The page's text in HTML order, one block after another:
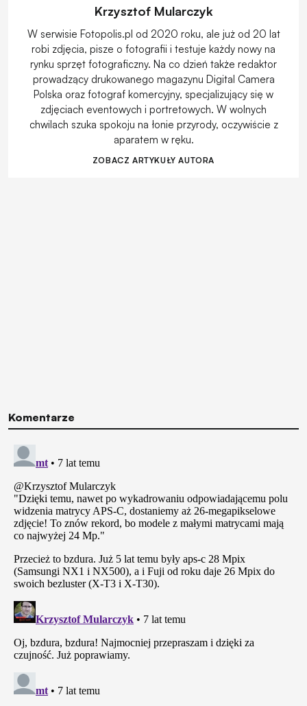
Krzysztof Mularczyk
W serwisie Fotopolis.pl od 2020 roku, ale już od 20 lat
robi zdjęcia, pisze o fotografii i testuje każdy nowy na
rynku sprzęt fotograficzny. Na co dzień także redaktor
prowadzący drukowanego magazynu Digital Camera
Polska oraz fotograf komercyjny, specjalizujący się w
zdjęciach eventowych i portretowych. W wolnych
chwilach szuka spokoju na łonie przyrody, oczywiście z
aparatem w ręku.
ZOBACZ ARTYKUŁY AUTORA
Komentarze